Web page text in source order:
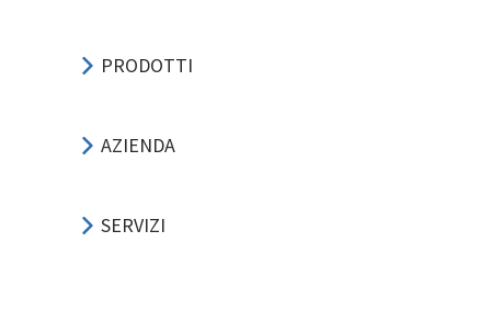
PRODOTTI
AZIENDA
SERVIZI